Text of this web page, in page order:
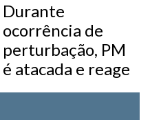
Durante
ocorrência de
perturbação, PM
é atacada e reage